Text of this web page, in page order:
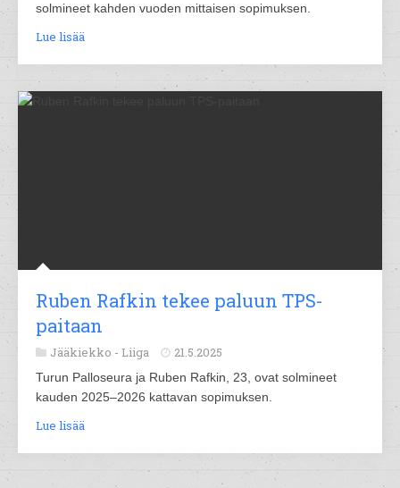
solmineet kahden vuoden mittaisen sopimuksen.
Lue lisää
Ruben Rafkin tekee paluun TPS-
paitaan
Jääkiekko - Liiga 21.5.2025
Turun Palloseura ja Ruben Rafkin, 23, ovat solmineet
kauden 2025–2026 kattavan sopimuksen.
Lue lisää